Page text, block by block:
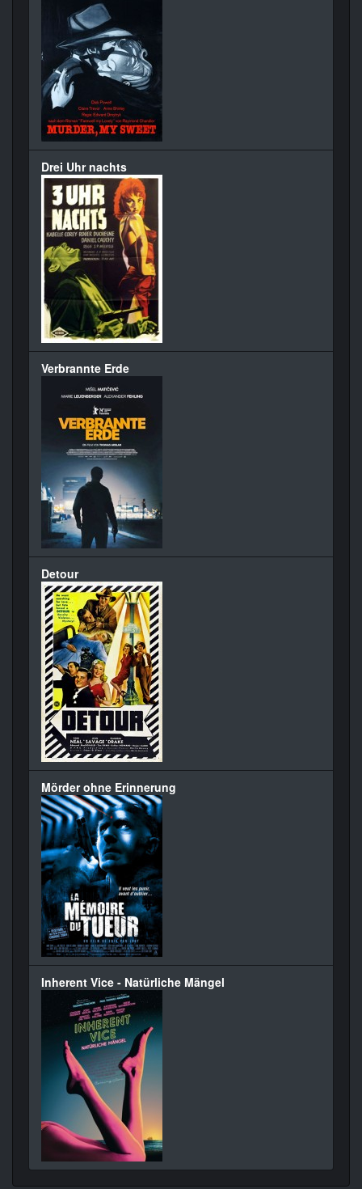
Drei Uhr nachts
Verbrannte Erde
Detour
Mörder ohne Erinnerung
Inherent Vice - Natürliche Mängel